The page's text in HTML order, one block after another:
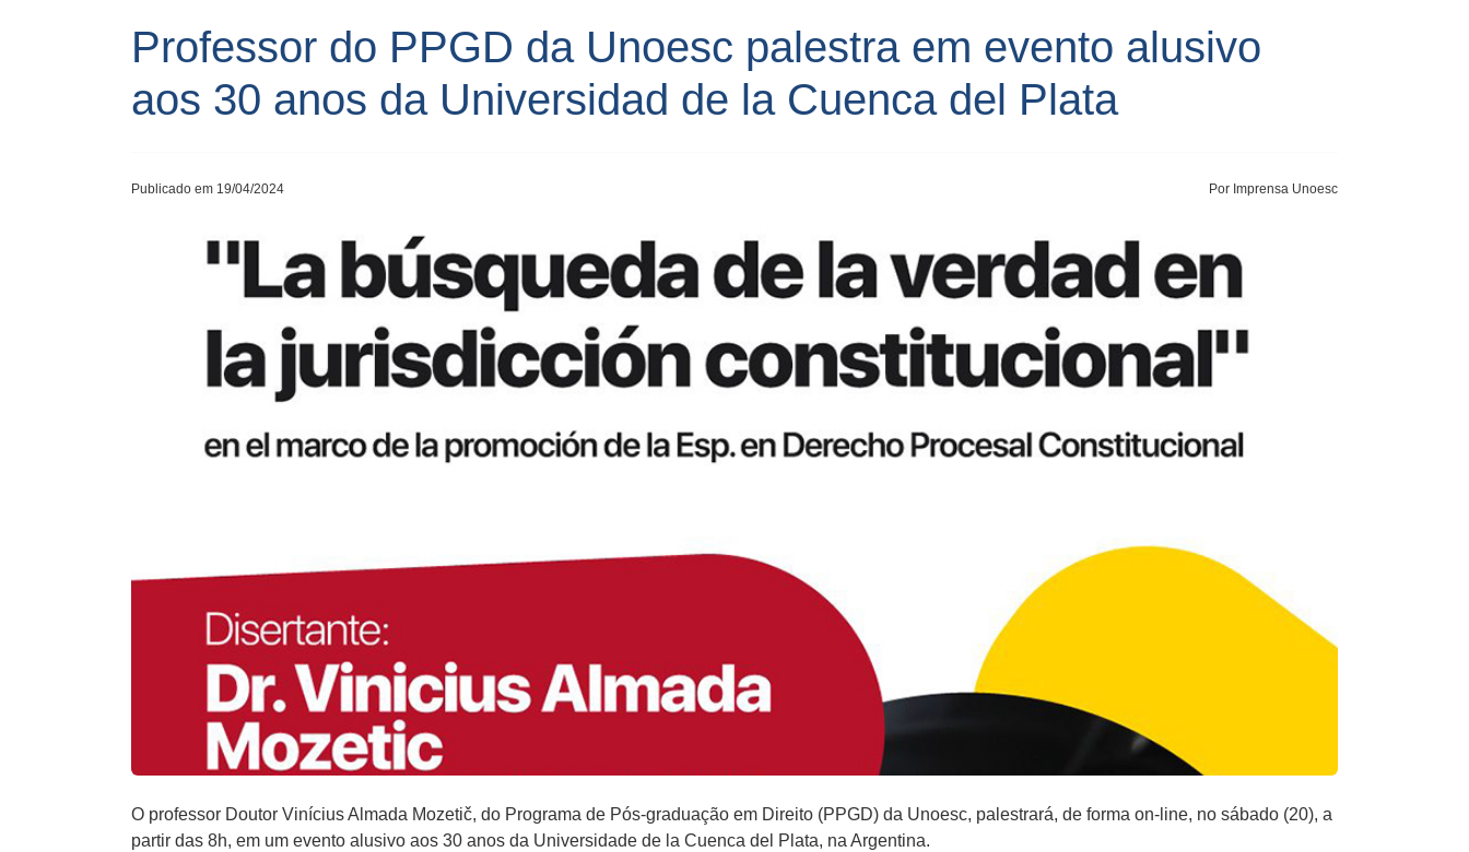
Professor do PPGD da Unoesc palestra em evento alusivo
aos 30 anos da Universidad de la Cuenca del Plata
Publicado em 19/04/2024 Por Imprensa Unoesc
O professor Doutor Vinícius Almada Mozetič, do Programa de Pós-graduação em Direito (PPGD) da Unoesc, palestrará, de forma on-line, no sábado (20), a
partir das 8h, em um evento alusivo aos 30 anos da Universidade de la Cuenca del Plata, na Argentina.